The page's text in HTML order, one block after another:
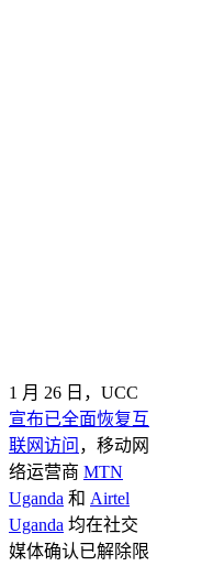
1 月 26 日，UCC
宣布已全面恢复互
联网访问 ，移动网
络运营商 MTN
Uganda 和 Airtel
Uganda 均在社交
媒体确认已解除限